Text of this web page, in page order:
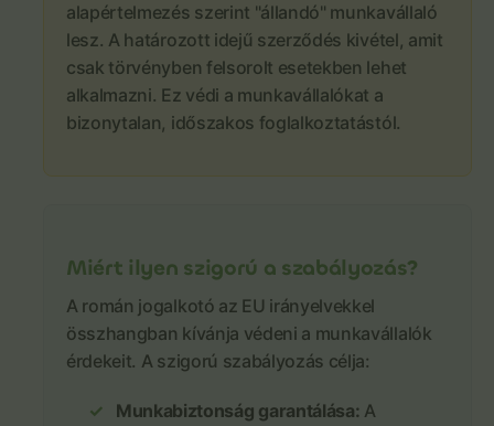
alapértelmezés szerint "állandó" munkavállaló
lesz. A határozott idejű szerződés kivétel, amit
csak törvényben felsorolt esetekben lehet
alkalmazni. Ez védi a munkavállalókat a
bizonytalan, időszakos foglalkoztatástól.
Miért ilyen szigorú a szabályozás?
A román jogalkotó az EU irányelvekkel
összhangban kívánja védeni a munkavállalók
érdekeit. A szigorú szabályozás célja:
Munkabiztonság garantálása: A